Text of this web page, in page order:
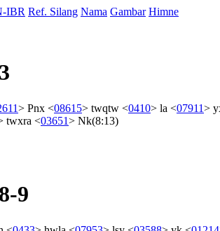
IBR Ref. Silang Nama Gambar Himne
> Pnx <08615> twqtw <0410> la <07911>
twxra <03651> Nk(8:13)
9